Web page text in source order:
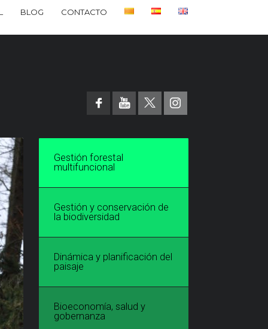
BLOG CONTACTO
Gestión forestal
multifuncional
Gestión y conservación de
la biodiversidad
Dinámica y planificación del
paisaje
Bioeconomía, salud y
gobernanza